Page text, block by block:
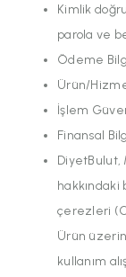
Kimlik
parola ve
Ödeme
Ürün/
İşlem
Finansal
DiyetBulut,
hakkındaki
çerezleri
Ürün
kullanım